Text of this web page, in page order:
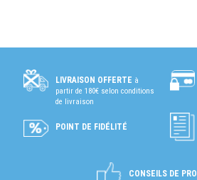
LIVRAISON OFFERTE à
partir de 180€ selon conditions
de livraison
POINT DE FIDÉLITÉ
CONSEILS DE PRO